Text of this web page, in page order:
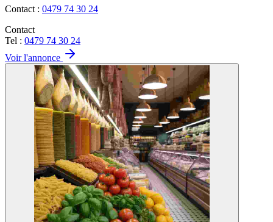
Contact : 0479 74 30 24
Contact
Tel : 0479 74 30 24
Voir l'annonce